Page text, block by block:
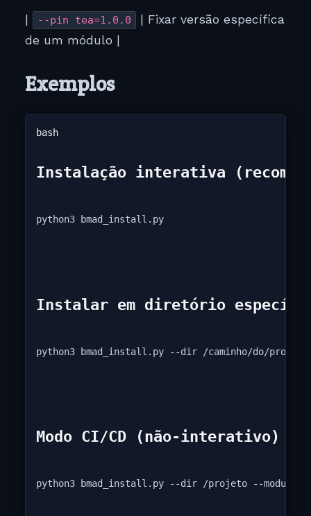
--pin tea=1.0.0
| Fixar versão específica
de um módulo |
Exemplos
Instalação interativa
python3 bmad_install.py
Instalar em diretório
python3 bmad_install.py --dir /caminho/do/projeto
Modo CI/CD (não-interativo)
python3 bmad_install.py --dir /projeto --modules